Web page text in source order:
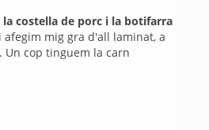
costella de porc i la botifarra
afegim mig gra d'all laminat, a
cop tinguem la carn